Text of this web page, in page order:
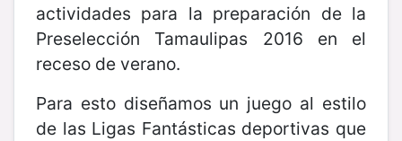
actividades para la preparación de la
Preselección Tamaulipas 2016 en el
receso de verano.
Para esto diseñamos un juego al estilo
de las Ligas Fantásticas deportivas que